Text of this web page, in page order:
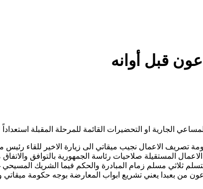
قبل أوانه
الجارية او التحضيرات القائمة للمرحلة المقبلة
الاعمال نجيب ميقاتي الى زيارة الاخير للقاء رئيس
المستقيلة صلاحيات رئاسة الجمهورية بالتوافق
ثلاثي مسلم زمام المبادرة والحكم فيما الشريك
من بعبدا يعني تشريع ابواب المعارضة بوجه حكومة